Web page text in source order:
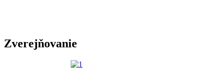
Zverejňovanie